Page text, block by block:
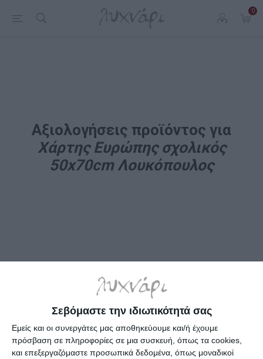
Σεβόμαστε την ιδιωτικότητά σας
Εμείς και οι συνεργάτες μας αποθηκεύουμε και/ή έχουμε
πρόσβαση σε πληροφορίες σε μια συσκευή, όπως τα cookies,
και επεξεργαζόμαστε προσωπικά δεδομένα, όπως μοναδικοί
0
Αξιολογήσεις προϊόντος για
Χάρτης Ευρώπης σχολικός
50x70cm Λουκόπουλος
Ενημερωτικό δελτίο